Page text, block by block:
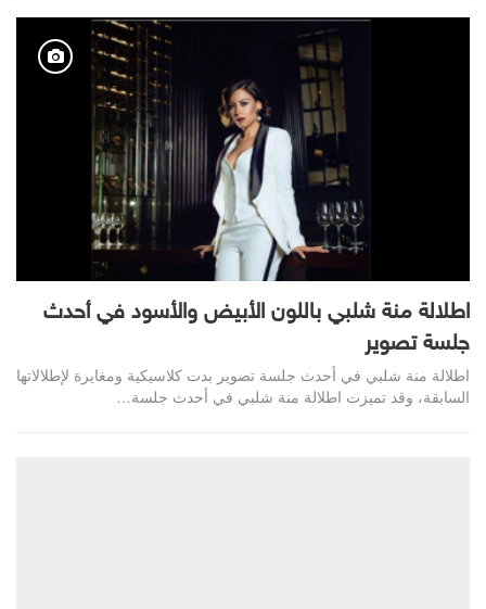
اطلالة منة شلبي باللون الأبيض والأسود في أحدث
جلسة تصوير
اطلالة منة شلبي في أحدث جلسة تصوير بدت كلاسيكية ومغايرة لإطلالاتها
السابقة، وقد تميزت اطلالة منة شلبي في أحدث جلسة…